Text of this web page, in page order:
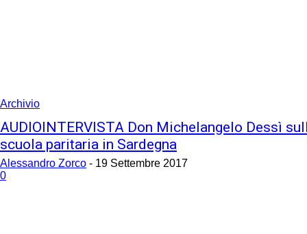
Archivio
AUDIOINTERVISTA Don Michelangelo Dessì
scuola paritaria in Sardegna
Alessandro Zorco - 19 Settembre 2017
0